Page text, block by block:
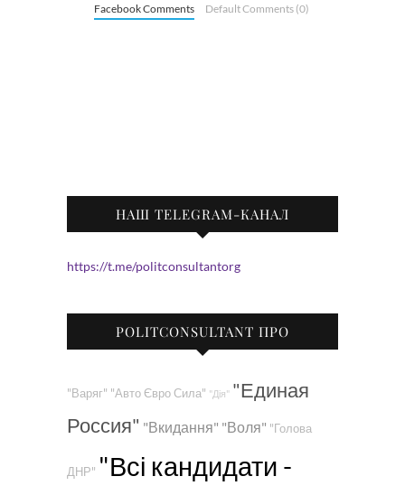
Facebook Comments Default Comments (0)
НАШ TELEGRAM-КАНАЛ
https://t.me/politconsultantorg
POLITCONSULTANT ПРО
"Варяг" "Авто Євро Сила" "Дія" "Единая
Россия" "Вкидання" "Воля" "Голова
ДНР" "Всі кандидати -